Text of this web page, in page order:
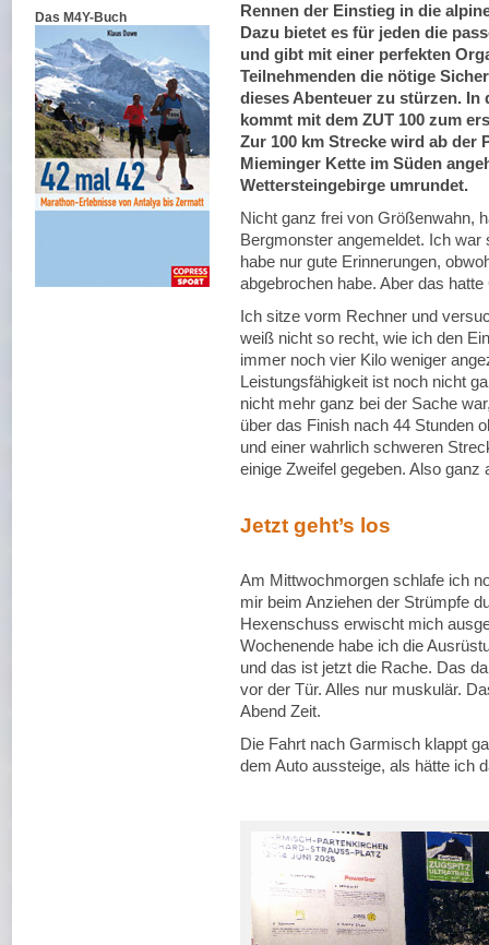
Das M4Y-Buch
Rennen der Einstieg in die
Dazu bietet es für jeden die
und gibt mit einer perfekten
Teilnehmenden die nötige
dieses Abenteuer zu stürzen. In
kommt mit dem ZUT 100 zum
Zur 100 km Strecke wird ab der
Mieminger Kette im Süden
Wettersteingebirge umrundet.
Nicht ganz frei von Größenwahn,
Bergmonster angemeldet. Ich
habe nur gute Erinnerungen,
abgebrochen habe. Aber das hatte
Ich sitze vorm Rechner und
weiß nicht so recht, wie ich den
immer noch vier Kilo weniger
Leistungsfähigkeit ist noch nicht
nicht mehr ganz bei der Sache
über das Finish nach 44 Stunden
und einer wahrlich schweren
einige Zweifel gegeben. Also ganz
Jetzt geht’s los
Am Mittwochmorgen schlafe ich
mir beim Anziehen der Strümpfe
Hexenschuss erwischt mich
Wochenende habe ich die
und das ist jetzt die Rache. Das
vor der Tür. Alles nur muskulär.
Abend Zeit.
Die Fahrt nach Garmisch klappt
dem Auto aussteige, als hätte ich